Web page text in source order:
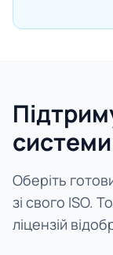
системи
Оберіть
зі свого ISO.
ліцензій